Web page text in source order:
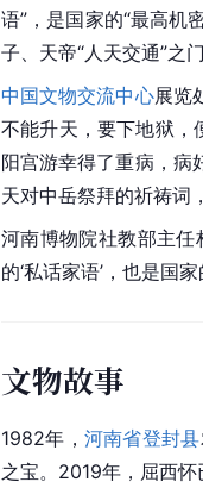
语”，是国家的“最高机
子、天帝“人天交通”之
中国文物交流中心展览
不能升天，要下地狱，
阳宫游幸得了重病，病
天对中岳祭拜的祈祷词
河南博物院社教部主
的‘私话家语’，也是国
文物故事
1982年， 河南省登封县
之宝。2019年，屈西